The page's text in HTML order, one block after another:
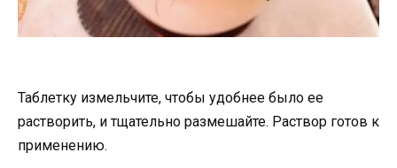
Таблетку измельчите, чтобы удобнее было ее
растворить, и тщательно размешайте. Раствор готов к
применению.